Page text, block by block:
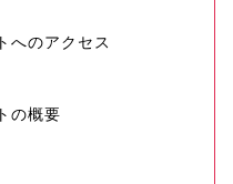
へのアクセス
の概要